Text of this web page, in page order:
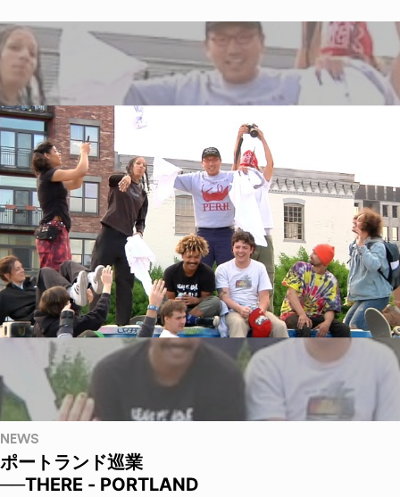
NEWS
ポートランド巡業
──THERE - PORTLAND